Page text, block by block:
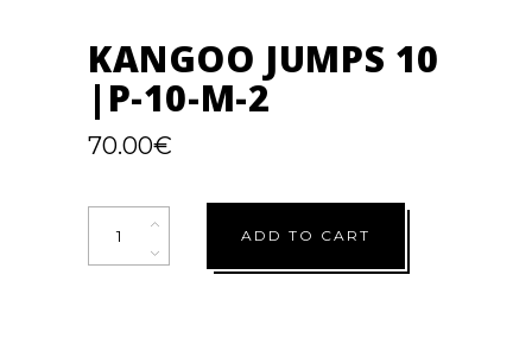
KANGOO JUMPS 10
|P-10-M-2
70.00€
Quantity
ADD TO CART